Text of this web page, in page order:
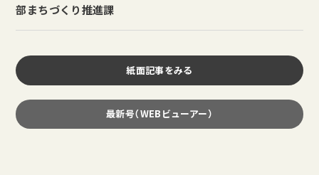
部まちづくり推進課
紙面記事をみる
最新号（WEBビューアー）